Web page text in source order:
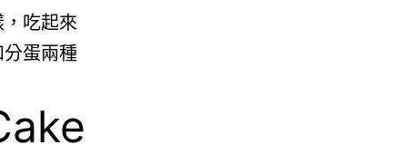
吃起來
蛋兩種